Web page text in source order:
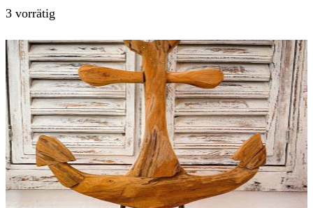
3 vorrätig